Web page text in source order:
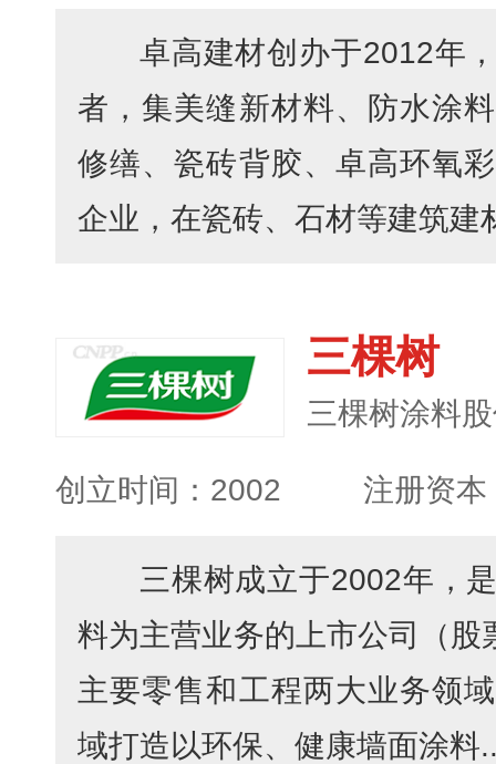
卓高建材创办于2012年
者，集美缝新材料、防水涂
修缮、瓷砖背胶、卓高环氧
企业，在瓷砖、石材等建筑建
三棵树
三棵树涂料
创立时间：2002 注册资
三棵树成立于2002年，
料为主营业务的上市公司（
主要零售和工程两大业务领
域打造以环保、健康墙面涂料